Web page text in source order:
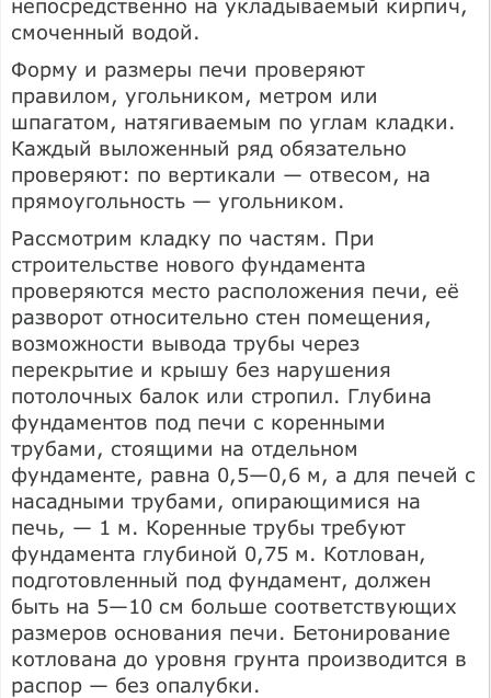
непосредственно на укладываемый кирпич,
смоченный водой.
Форму и размеры печи проверяют
правилом, угольником, метром или
шпагатом, натягиваемым по углам кладки.
Каждый выложенный ряд обязательно
проверяют: по вертикали — отвесом, на
прямоугольность — угольником.
Рассмотрим кладку по частям. При
строительстве нового фундамента
проверяются место расположения печи, её
разворот относительно стен помещения,
возможности вывода трубы через
перекрытие и крышу без нарушения
потолочных балок или стропил. Глубина
фундаментов под печи с коренными
трубами, стоящими на отдельном
фундаменте, равна 0,5—0,6 м, а для печей с
насадными трубами, опирающимися на
печь, — 1 м. Коренные трубы требуют
фундамента глубиной 0,75 м. Котлован,
подготовленный под фундамент, должен
быть на 5—10 см больше соответствующих
размеров основания печи. Бетонирование
котлована до уровня грунта производится в
распор — без опалубки.